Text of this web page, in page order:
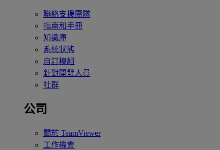
聯絡支援團隊
指南和手冊
知識庫
系統狀態
自訂模組
針對開發人員
社群
公司
關於 TeamViewer
工作機會